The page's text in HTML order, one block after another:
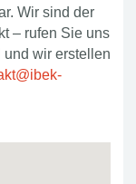
Wir sind der
– rufen Sie uns
wir erstellen